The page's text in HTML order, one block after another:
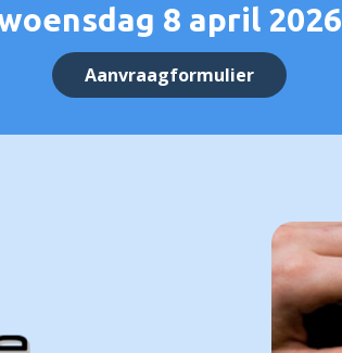
8 april 2026
Aanvraagformulier